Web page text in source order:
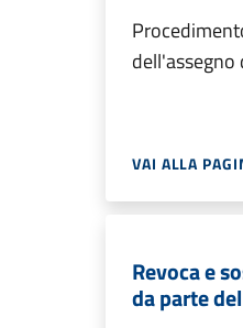
VAI ALLA
Revoca e
da parte